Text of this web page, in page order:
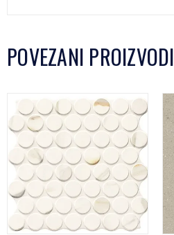
POVEZANI PROIZVODI